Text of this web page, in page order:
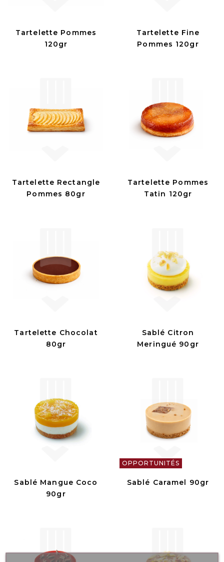
Tartelette Pommes
120gr
Tartelette Fine
Pommes 120gr
Tartelette Rectangle
Pommes 80gr
Tartelette Pommes
Tatin 120gr
Tartelette Chocolat
80gr
Sablé Citron
Meringué 90gr
Sablé Mangue Coco
90gr
OPPORTUNITÉS
Sablé Caramel 90gr